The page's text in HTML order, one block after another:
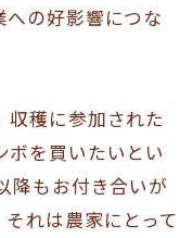
の好影響につな
収穫に参加された
ボを買いたいとい
降もお付き合いが
れは農家にとって